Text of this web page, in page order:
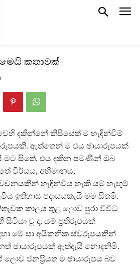
කතාවක්
දකින්නේ කිසිසේත් ම හැඳින්වීම්
ඇත්තෙන් ම එය ඡායාරූපයක්
මට සිතේ. එය දකින පමණින් ඔබ
වීර්යය, අභිමානය,
හැඳින්විය හැකි යම් හැඟුම්
ඉතිහාස පදාසයකැයි මම සිතමි.
කාලය තුළ ලොව පුරා විවිධ
සිටියා වූ ද, යම් ප්‍රතිරූපයක්
මේ සා අයිකනික ස්වරූපයකින්
ඡායාරූපයක් ඇත්දැයි නොදනිමි.
ලොව ජනප්‍රියත ම ඡායාරූපය බව